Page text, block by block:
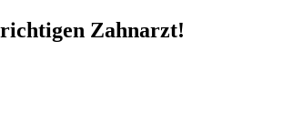
Zahnarzt!